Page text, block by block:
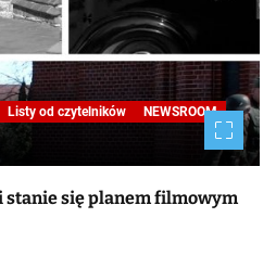
Listy od czytelników
NEWSROOM
stanie się planem filmowym